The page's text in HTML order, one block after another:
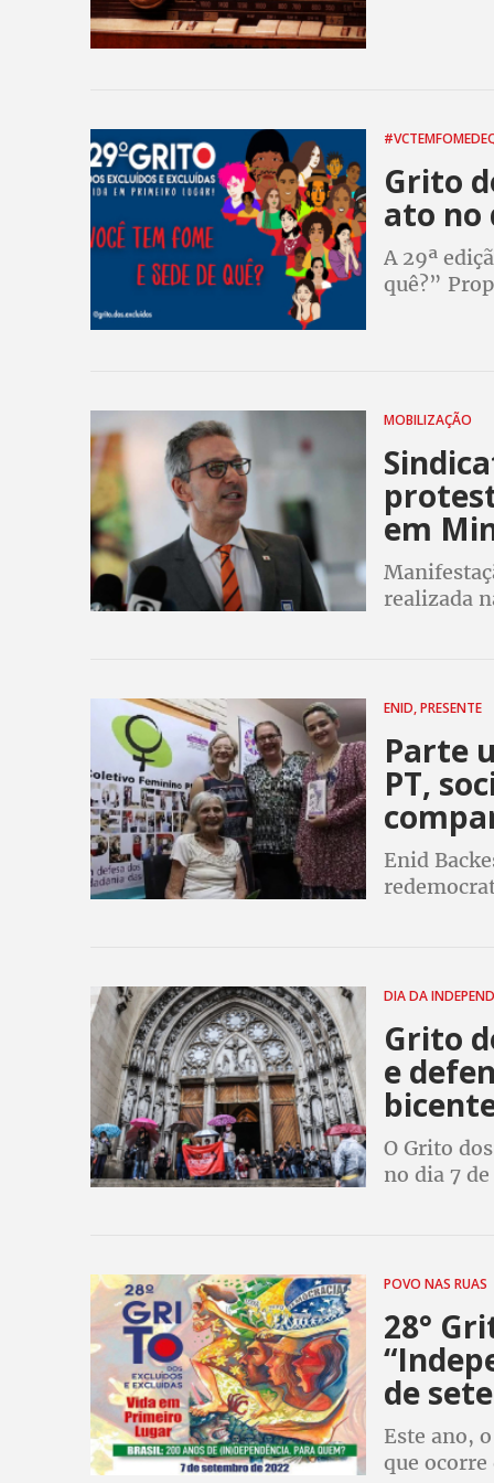
Grito
ato no
A 29ª
quê?”
MOBILIZAÇÃO
em
realizada
ENID, PRESENTE
Parte
PT,
Enid
DIA DA
Grito
e
O Grito
no dia 7
POVO NAS RUAS
28°
de
Este ano,
que ocorre